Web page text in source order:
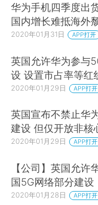
华为手机四季度出
国内增长难抵海外
2020年01月31日 APP打开
英国允许华为参与
设 设置市占率等红
2020年01月29日 APP打开
英国宣布不禁止华
建设 但仅开放非核
2020年01月29日 APP打开
【公司】英国允许
国5G网络部分建设
2020年01月28日 APP打开